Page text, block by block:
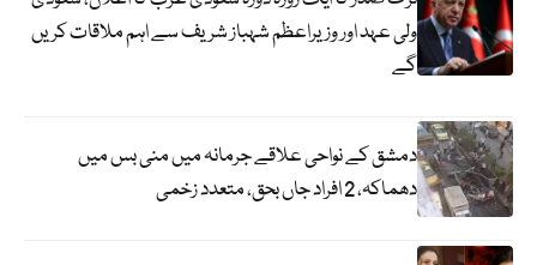
ولی عہد اور وزیراعظم شہباز شریف سے اہم ملاقات کریں
گے
دمشق کے نواحی علاقے جرمانہ میں منی بس میں
دھماکہ، 2 افراد جاں بحق، متعدد زخمی